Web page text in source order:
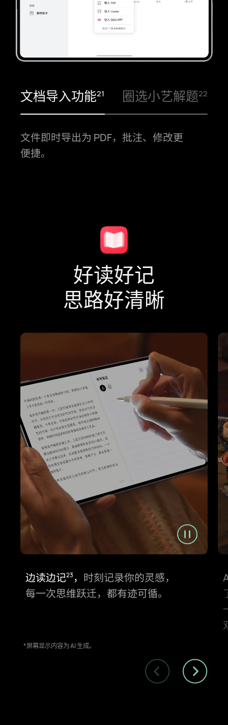
文档导入功能⁠21 圈选小艺解题⁠22
文件即时导出为 PDF，批注、修改更
便⁠捷。
好读好记
思路好清晰
边读边记⁠23 ， 时刻记录你的灵感，
每一次思维跃迁，都有迹可循。
*屏幕显示内容为 AI 生成。